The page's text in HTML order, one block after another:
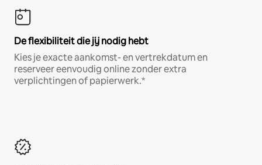
De flexibiliteit die jij nodig hebt
Kies je exacte aankomst- en vertrekdatum en
reserveer eenvoudig online zonder extra
verplichtingen of papierwerk.*